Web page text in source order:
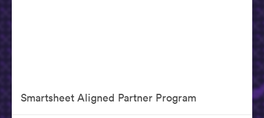
Smartsheet Aligned Partner Program